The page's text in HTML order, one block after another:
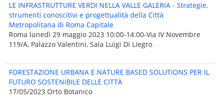
LE INFRASTRUTTURE VERDI NELLA VALLE GALERIA - Strategie,
strumenti conoscitivi e progettualità della Città
Metropolitana di Roma Capitale
Roma lunedì 29 maggio 2023 10:00-14:00-Via IV Novembre
119/A, Palazzo Valentini, Sala Luigi Di Liegro
FORESTAZIONE URBANA E NATURE BASED SOLUTIONS PER IL
FUTURO SOSTENIBILE DELLE CITTÀ
17/05/2023 Orto Botanico